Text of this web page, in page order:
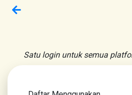
Satu login untuk semua